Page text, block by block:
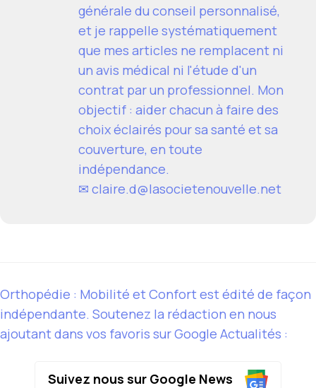
générale du conseil personnalisé,
et je rappelle systématiquement
que mes articles ne remplacent ni
un avis médical ni l'étude d'un
contrat par un professionnel. Mon
objectif : aider chacun à faire des
choix éclairés pour sa santé et sa
couverture, en toute
indépendance.
✉ claire.d@lasocietenouvelle.net
Orthopédie : Mobilité et Confort est édité de façon
indépendante. Soutenez la rédaction en nous
ajoutant dans vos favoris sur Google Actualités :
Suivez nous sur Google News